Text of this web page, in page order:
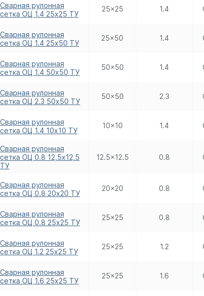
Сварная рулонная
сетка ОЦ 1.4 25х25 ТУ
25x25 1.4
Сварная рулонная
сетка ОЦ 1.4 25х50 ТУ
25x50 1.4
Сварная рулонная
сетка ОЦ 1.4 50х50 ТУ
50x50 1.4
Сварная рулонная
сетка ОЦ 2.3 50х50 ТУ
50x50 2.3
Сварная рулонная
сетка ОЦ 1.4 10х10 ТУ
10x10 1.4
Сварная рулонная
сетка ОЦ 0.8 12,5х12,5
ТУ
12.5x12.5 0.8
Сварная рулонная
сетка ОЦ 0.8 20х20 ТУ
20x20 0.8
Сварная рулонная
сетка ОЦ 0.8 25х25 ТУ
25x25 0.8
Сварная рулонная
сетка ОЦ 1.2 25х25 ТУ
25x25 1.2
Сварная рулонная
сетка ОЦ 1.6 25х25 ТУ
25x25 1.6